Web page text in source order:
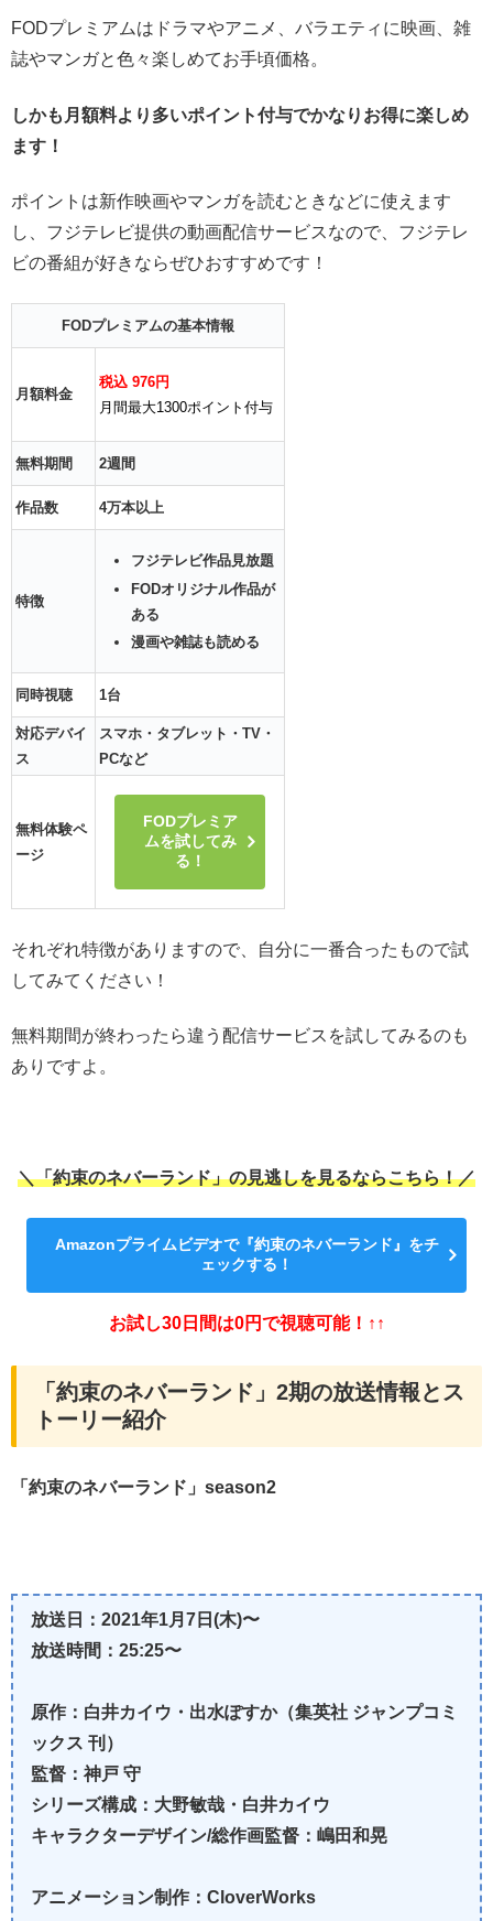
FODプレミアムはドラマやアニメ、バラエティに映画、雑
誌やマンガと色々楽しめてお手頃価格。
しかも月額料より多いポイント付与でかなりお得に楽しめ
ます！
ポイントは新作映画やマンガを読むときなどに使えます
し、フジテレビ提供の動画配信サービスなので、フジテレ
ビの番組が好きならぜひおすすめです！
FODプレミアムの基本情報
月額料金
税込 976円
月間最大1300ポイント付与
無料期間 2週間
作品数 4万本以上
特徴
フジテレビ作品見放題
FODオリジナル作品が
ある
漫画や雑誌も読める
同時視聴 1台
対応デバイ
ス
スマホ・タブレット・TV・
PCなど
無料体験ペ
ージ
FODプレミア
ムを試してみ
る！
それぞれ特徴がありますので、自分に一番合ったもので試
してみてください！
無料期間が終わったら違う配信サービスを試してみるのも
ありですよ。
＼「約束のネバーランド」の見逃しを見るならこちら！／
Amazonプライムビデオで『約束のネバーランド』をチ
ェックする！
お試し30日間は0円で視聴可能！↑↑
「約束のネバーランド」2期の放送情報とス
トーリー紹介
「約束のネバーランド」season2
放送日：2021年1月7日(木)〜
放送時間：25:25〜
原作：白井カイウ・出水ぽすか（集英社 ジャンプコミ
ックス 刊）
監督：神戸 守
シリーズ構成：大野敏哉・白井カイウ
キャラクターデザイン/総作画監督：嶋田和晃
アニメーション制作：CloverWorks